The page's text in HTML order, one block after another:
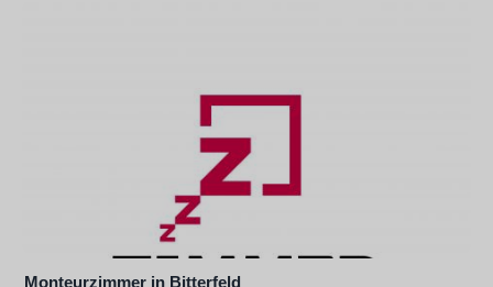
Monteurzimmer in Bitterfeld